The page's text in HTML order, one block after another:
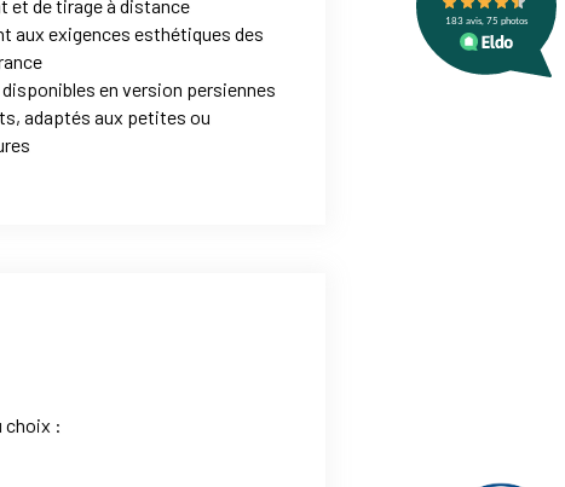
et de tirage à distance
aux exigences esthétiques des
en version persiennes
adaptés aux petites ou
choix :